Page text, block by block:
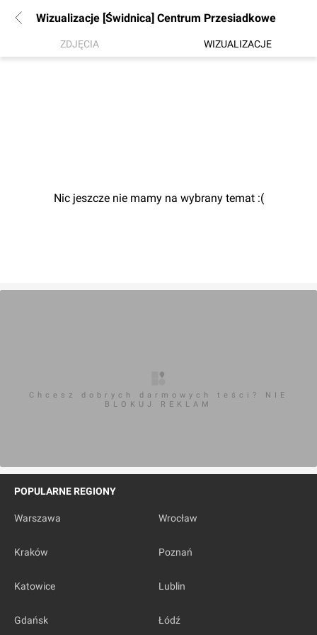
Wizualizacje [Świdnica] Centrum Przesiadkowe
ZDJĘCIA WIZUALIZACJE
Nic jeszcze nie mamy na wybrany temat :(
Chcesz dobrych darmowych teści? NIE
BLOKUJ REKLAM
POPULARNE REGIONY
Warszawa Wrocław
Kraków Poznań
Katowice Lublin
Gdańsk Łódź